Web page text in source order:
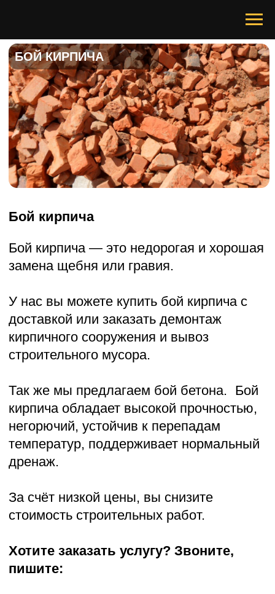
БОЙ КИРПИЧА
Бой кирпича
География работ
Мы работаем в Московской
области и ближайших регионах
Бой кирпича — это недорогая и хорошая
замена щебня или гравия.
У нас вы можете купить бой кирпича с
доставкой или заказать демонтаж
кирпичного сооружения и вывоз
строительного мусора.
негорючий, устойчив к перепадам
температур, поддерживает нормальный
дренаж.
За счёт низкой цены, вы снизите
Хотите заказать услугу? Звоните,
пишите:
Позвонить